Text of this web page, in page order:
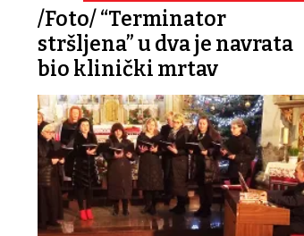
/Foto/ “Terminator
stršljena” u dva je navrata
bio klinički mrtav